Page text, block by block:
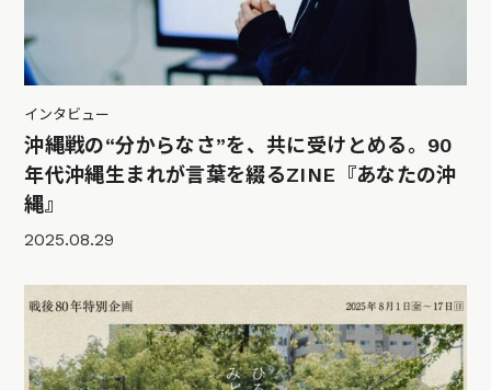
インタビュー
沖縄戦の“分からなさ”を、共に受けとめる。90
年代沖縄生まれが言葉を綴るZINE『あなたの沖
縄』
2025.08.29